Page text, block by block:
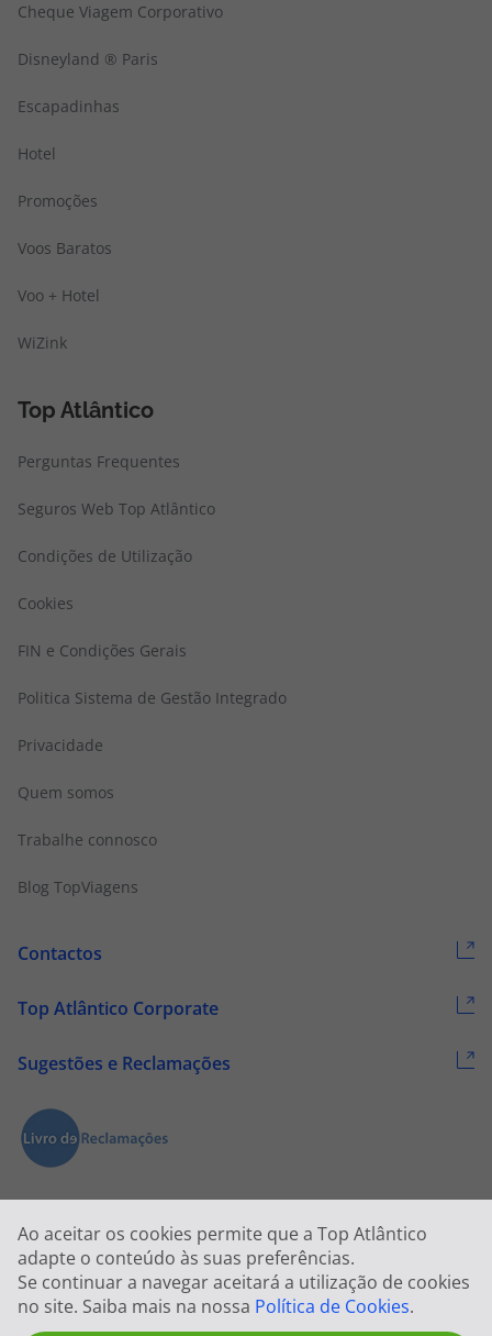
Ao aceitar os cookies permite que a Top Atlântico
adapte o conteúdo às suas preferências.
Se continuar a navegar aceitará a utilização de cookies
no site. Saiba mais na nossa Política de Cookies.
Cheque Viagem Corporativo
Disneyland ® Paris
Escapadinhas
Hotel
Promoções
Voos Baratos
Voo + Hotel
WiZink
Top Atlântico
Perguntas Frequentes
Seguros Web Top Atlântico
Condições de Utilização
Cookies
FIN e Condições Gerais
Politica Sistema de Gestão Integrado
Privacidade
Quem somos
Trabalhe connosco
Blog TopViagens
Contactos
Top Atlântico Corporate
Sugestões e Reclamações
2026 © Todos os direitos reservados:Top Atlântico, Viagens e Turismo